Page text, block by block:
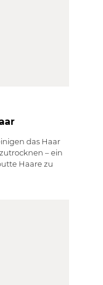
das Haar
– ein
Haare zu